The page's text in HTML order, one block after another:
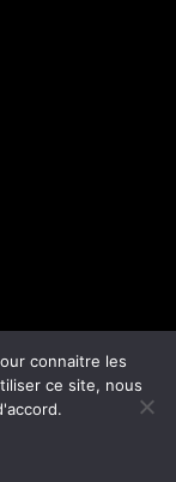
connaitre les
ce site, nous